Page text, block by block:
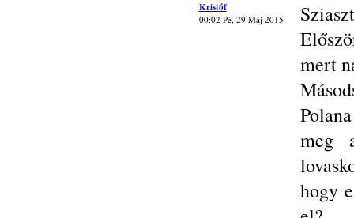
Kristóf
00:02 Pé, 29 Máj 2015
mert
meg
hogy